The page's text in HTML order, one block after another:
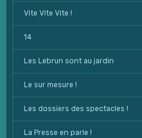
Vite Vite Vite !
14
Les Lebrun sont au jardin
Le sur mesure !
Les dossiers des spectacles !
La Presse en parle !